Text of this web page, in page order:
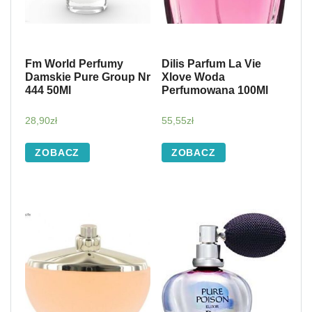
Fm World Perfumy
Damskie Pure Group Nr
444 50Ml
28,90zł
ZOBACZ
Dilis Parfum La Vie
Xlove Woda
Perfumowana 100Ml
55,55zł
ZOBACZ